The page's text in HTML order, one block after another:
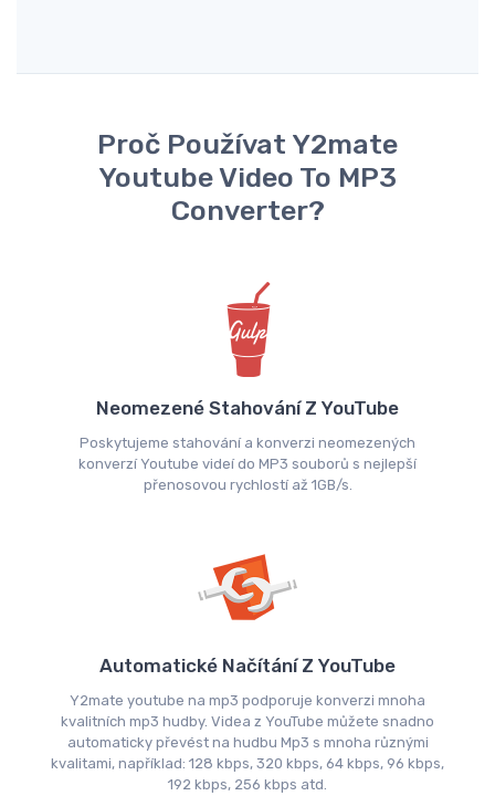
Proč Používat Y2mate
Youtube Video To MP3
Converter?
Neomezené Stahování Z YouTube
Poskytujeme stahování a konverzi neomezených
konverzí Youtube videí do MP3 souborů s nejlepší
přenosovou rychlostí až 1GB/s.
Automatické Načítání Z YouTube
Y2mate youtube na mp3 podporuje konverzi mnoha
kvalitních mp3 hudby. Videa z YouTube můžete snadno
automaticky převést na hudbu Mp3 s mnoha různými
kvalitami, například: 128 kbps, 320 kbps, 64 kbps, 96 kbps,
192 kbps, 256 kbps atd.